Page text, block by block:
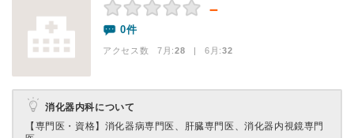
－
0件
アクセス数 7月:28 | 6月:32
消化器内科について
【専門医・資格】 消化器病専門医、肝臓専門医、消化器内視鏡専門